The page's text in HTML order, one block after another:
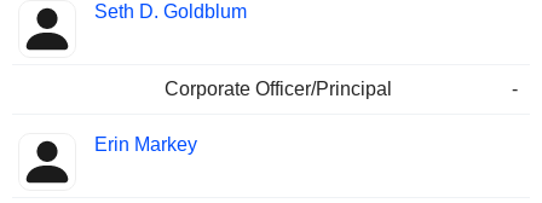
Seth D. Goldblum
Corporate Officer/Principal -
Erin Markey